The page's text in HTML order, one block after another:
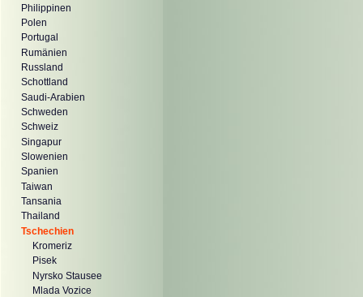
Philippinen
Polen
Portugal
Rumänien
Russland
Schottland
Saudi-Arabien
Schweden
Schweiz
Singapur
Slowenien
Spanien
Taiwan
Tansania
Thailand
Tschechien
Kromeriz
Pisek
Nyrsko Stausee
Mlada Vozice